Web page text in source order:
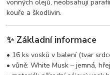
vonných olejů, neobsahují
kouře a škodlivin.
✨ Základní informace
• 16 ks vosků v balení (tvar
• vůně: White Musk – jemná,